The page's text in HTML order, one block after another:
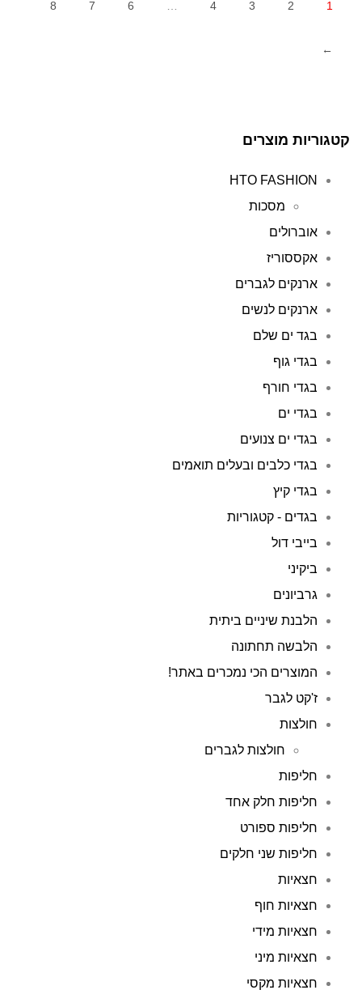
קטגוריות מוצרים
HTO FASHION
מסכות
אוברולים
אקססוריז
ארנקים לגברים
ארנקים לנשים
בגד ים שלם
בגדי גוף
בגדי חורף
בגדי ים
בגדי ים צנועים
בגדי כלבים ובעלים תואמים
בגדי קיץ
בגדים - קטגוריות
בייבי דול
ביקיני
גרביונים
הלבנת שיניים ביתית
הלבשה תחתונה
המוצרים הכי נמכרים באתר!
ז'קט לגבר
חולצות
חולצות לגברים
חליפות
חליפות חלק אחד
חליפות ספורט
חליפות שני חלקים
חצאיות
חצאיות חוף
חצאיות מידי
חצאיות מיני
חצאיות מקסי
1
2
3
4
6
7
8
←